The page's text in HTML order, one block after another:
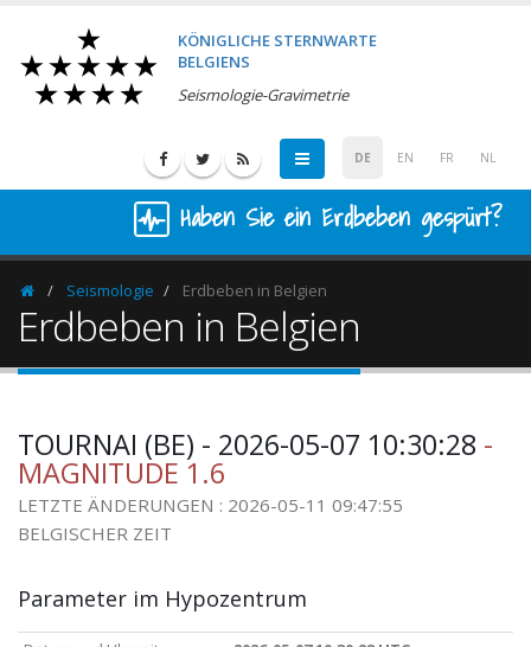
KÖNIGLICHE STERNWARTE
BELGIENS
Seismologie-Gravimetrie
DE EN FR NL
Haben Sie ein Erdbeben gespürt?
HomepageSeismologie Erdbeben in Belgien
Erdbeben in Belgien
TOURNAI (BE) - 2026-05-07 10:30:28 -
MAGNITUDE 1.6
LETZTE ÄNDERUNGEN : 2026-05-11 09:47:55
BELGISCHER ZEIT
Parameter im Hypozentrum